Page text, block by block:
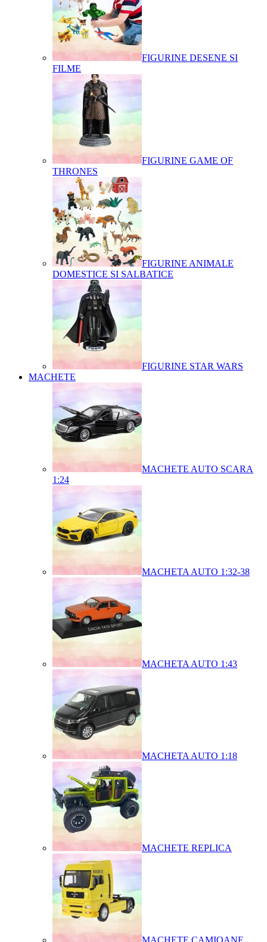
FIGURINE DESENE SI
FILME
FIGURINE GAME OF
THRONES
FIGURINE ANIMALE
DOMESTICE SI SALBATICE
FIGURINE STAR WARS
MACHETE
MACHETE AUTO SCARA
1:24
MACHETA AUTO 1:32-38
MACHETA AUTO 1:43
MACHETA AUTO 1:18
MACHETE REPLICA
MACHETE CAMIOANE